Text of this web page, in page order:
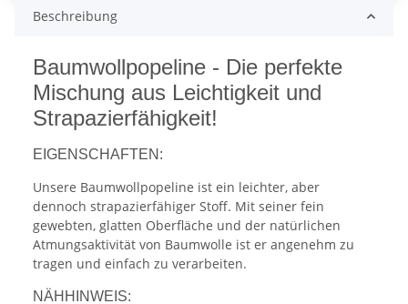
Beschreibung
Baumwollpopeline - Die perfekte
Mischung aus Leichtigkeit und
Strapazierfähigkeit!
EIGENSCHAFTEN:
Unsere Baumwollpopeline ist ein leichter, aber
dennoch strapazierfähiger Stoff. Mit seiner fein
gewebten, glatten Oberfläche und der natürlichen
Atmungsaktivität von Baumwolle ist er angenehm zu
tragen und einfach zu verarbeiten.
NÄHHINWEIS: